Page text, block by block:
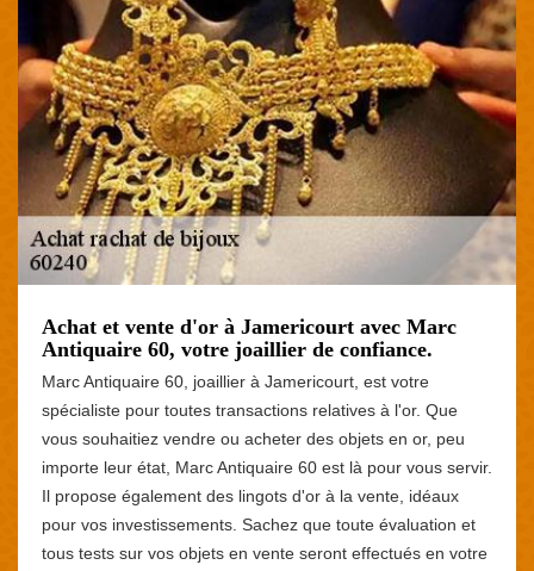
Achat et vente d'or à Jamericourt avec Marc
Antiquaire 60, votre joaillier de confiance.
Marc Antiquaire 60, joaillier à Jamericourt, est votre
spécialiste pour toutes transactions relatives à l'or. Que
vous souhaitiez vendre ou acheter des objets en or, peu
importe leur état, Marc Antiquaire 60 est là pour vous servir.
Il propose également des lingots d'or à la vente, idéaux
pour vos investissements. Sachez que toute évaluation et
tous tests sur vos objets en vente seront effectués en votre